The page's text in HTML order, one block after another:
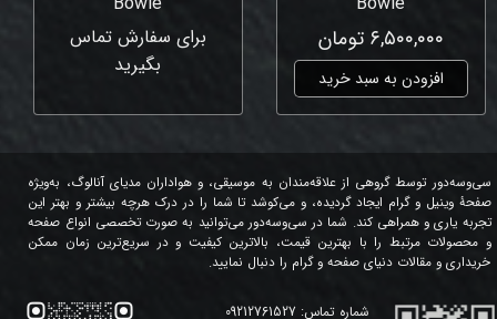
۶,۵۰۰,۰۰۰ تومان
افزودن به سبد خرید
برای سفارش تماس
بگیرید
شماره تماس:
سی‌وسه‌دور توسط گروهی از علاقه‌مندان به موسیقی، و هواداران مدیای آنالوگ، به‌ویژه
صفحۀ وینیل و گرام ایجاد گردیده، و می‌کوشد تا شما را در درک هرچه بیشتر و بهتر این
تجربه یاری و همراهی کند. شما در سی‌وسه‌دور می‌توانید به صورت تخصصی انواع صفحه
و محصولات مرتبط را با بهترین قیمت، بالاترین کیفیت و در سریع‌ترین زمان ممکن
خریداری و مقالات دنیای صفحه و گرام را دنبال نمایید.